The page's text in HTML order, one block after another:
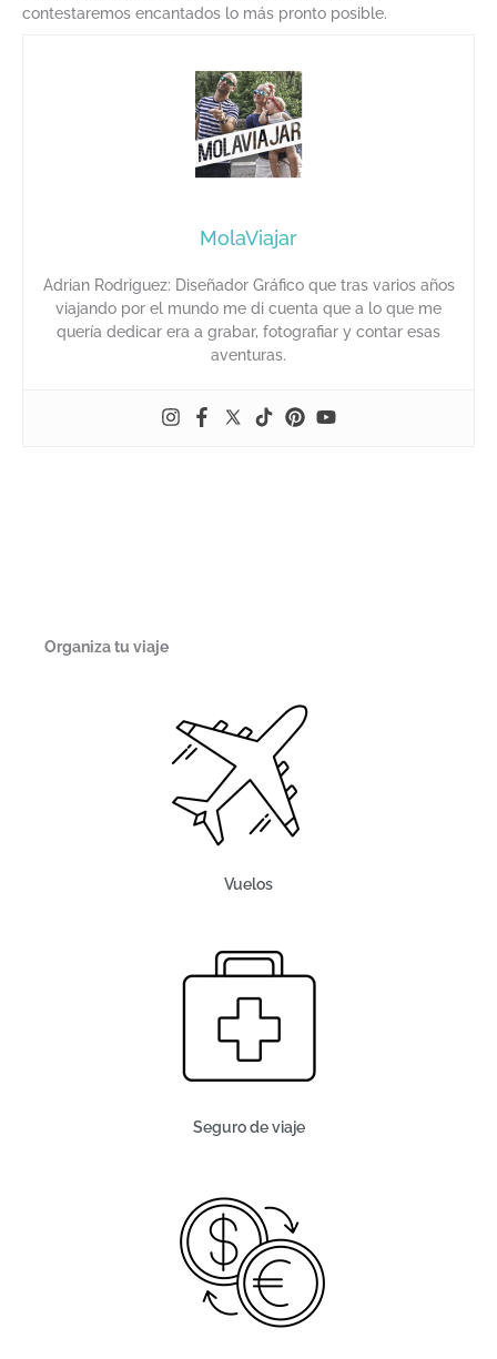
contestaremos encantados lo más pronto posible.
MolaViajar
Adrian Rodriguez: Diseñador Gráfico que tras varios años
viajando por el mundo me di cuenta que a lo que me
quería dedicar era a grabar, fotografiar y contar esas
aventuras.
Organiza tu viaje
Vuelos
Seguro de viaje